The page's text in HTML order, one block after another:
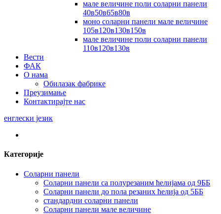
мале величине поли соларни панели
40в50в65в80в
моно соларни панели мале величине
105в120в130в150в
мале величине поли соларни панели
110в120в130в
Вести
ФАК
О нама
Обилазак фабрике
Преузимање
Контактирајте нас
енглески језик
Категорије
Соларни панели
Соларни панели са полурезаним ћелијама од 9ББ
Соларни панели до пола резаних ћелија од 5ББ
стандардни соларни панели
Соларни панели мале величине